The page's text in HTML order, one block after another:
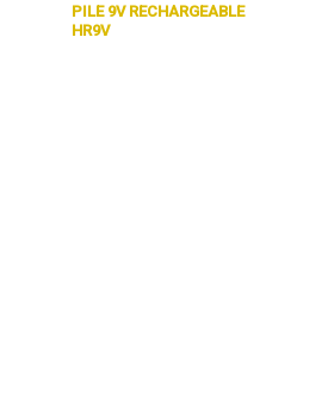
PILE 9V RECHARGEABLE
HR9V